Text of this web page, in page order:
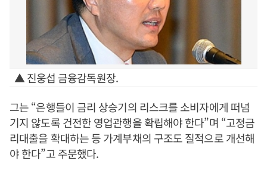
▲ 진웅섭 금융감독원장.
그는 “은행들이 금리 상승기의 리스크를 소비자에게 떠넘
기지 않도록 건전한 영업관행을 확립해야 한다”며 “고정금
리대출을 확대하는 등 가계부채의 구조도 질적으로 개선해
야 한다”고 주문했다.